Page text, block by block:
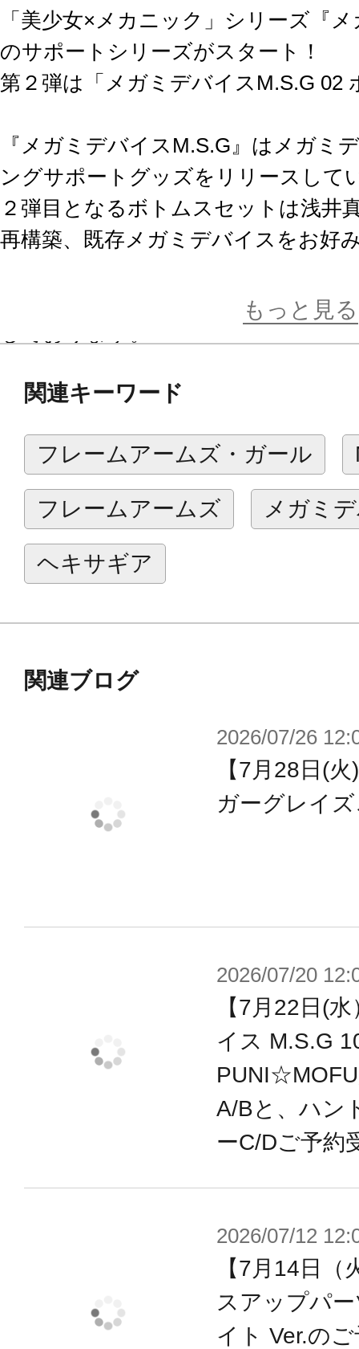
「美少女×メカニック」シリーズ『
のサポートシリーズがスタート！
第２弾は「メガミデバイスM.S.G 02
『メガミデバイスM.S.G』はメガミ
ングサポートグッズをリリースして
２弾目となるボトムスセットは浅井
再構築、既存メガミデバイスをお好
カラーはホワイト、スキンカラーＡ
【特徴】
・フトモモ上部を大型化し安定感の
・股関節が横に展開する新ギミック
ズの幅が広がります。
・フトモモを包み込む腰パーツも併
※既存メガミパーツの腰パーツのま
小型化した足首
・素足型足首も付属します。
【付属品】
・新造形腰パーツ、フトモモパーツ
Chaos&Prettyシリーズ、SOLラプタ
※上記対応商品は2020年9月現在のも
※一部商品には適合しない場合があ
※本製品はメガミデバイス用パーツ
※画像は試作品です。実際の商品と
※本製品はお客様ご自身で組み立て
もっと見る
関連キーワード
フレームアームズ・ガール
フレームアームズ メガミ
ヘキサギア
関連ブログ
2026/07/26
【7月28日(
ガーグレイ
2026/07/20
【7月22日(
イス M.S.G
A/Bと、ハン
ーC/Dご予約
2026/07/12
【7月14日
スアップパ
イト Ver.の